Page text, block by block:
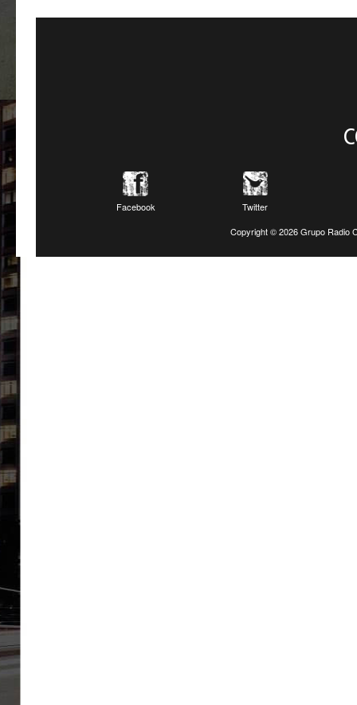
Facebook
Twitter
Copyright ©2026 Grupo Radio